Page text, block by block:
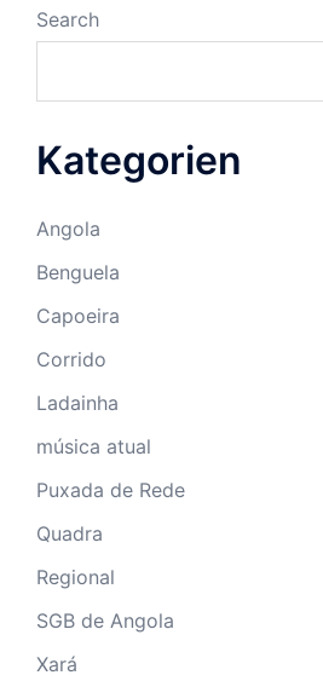
Search
Kategorien
Angola
Benguela
Capoeira
Corrido
Ladainha
música atual
Puxada de Rede
Quadra
Regional
SGB de Angola
Xará